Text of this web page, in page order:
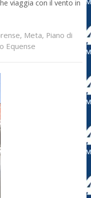
viaggia con il vento in
, Meta, Piano di
Equense